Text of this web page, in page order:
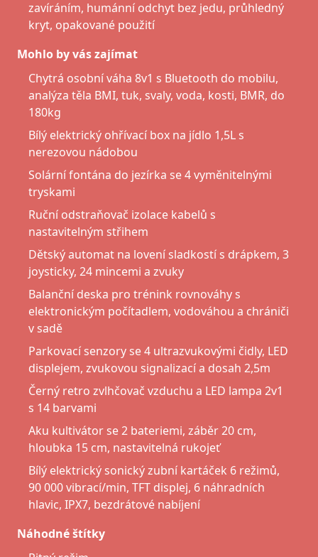
zavíráním, humánní odchyt bez jedu, průhledný
kryt, opakované použití
Mohlo by vás zajímat
Chytrá osobní váha 8v1 s Bluetooth do mobilu,
analýza těla BMI, tuk, svaly, voda, kosti, BMR, do
180kg
Bílý elektrický ohřívací box na jídlo 1,5L s
nerezovou nádobou
Solární fontána do jezírka se 4 vyměnitelnými
tryskami
Ruční odstraňovač izolace kabelů s
nastavitelným střihem
Dětský automat na lovení sladkostí s drápkem, 3
joysticky, 24 mincemi a zvuky
Balanční deska pro trénink rovnováhy s
elektronickým počítadlem, vodováhou a chrániči
v sadě
Parkovací senzory se 4 ultrazvukovými čidly, LED
displejem, zvukovou signalizací a dosah 2,5m
Černý retro zvlhčovač vzduchu a LED lampa 2v1
s 14 barvami
Aku kultivátor se 2 bateriemi, záběr 20 cm,
hloubka 15 cm, nastavitelná rukojeť
Bílý elektrický sonický zubní kartáček 6 režimů,
90 000 vibrací/min, TFT displej, 6 náhradních
hlavic, IPX7, bezdrátové nabíjení
Náhodné štítky